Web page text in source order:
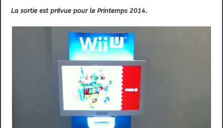
La sortie est prévue pour le Printemps 2014.